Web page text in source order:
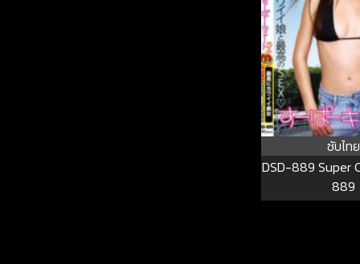
ซับไทย
DSD-889 Super
889